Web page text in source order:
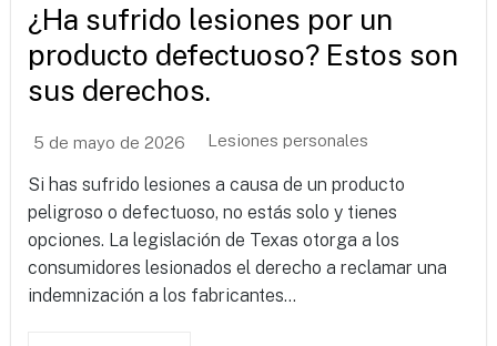
¿Ha sufrido lesiones por un
producto defectuoso? Estos son
sus derechos.
5 de mayo de 2026 Lesiones personales
Si has sufrido lesiones a causa de un producto
peligroso o defectuoso, no estás solo y tienes
opciones. La legislación de Texas otorga a los
consumidores lesionados el derecho a reclamar una
indemnización a los fabricantes...